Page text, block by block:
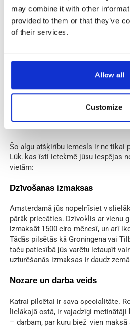
may combine it with other
provided to them or that they’ve
of their services.
Allow all
Customize
Almere €2,603
*Vidējā īras maksa par dzīvokli
**Mēneša izmaksas
Kāpēc algas tik ļoti
Šo algu atšķirību iemesls ir ne tikai
Lūk, kas īsti ietekmē jūsu iespējas
vietām:
Dzīvošanas izmaksas
Amsterdamā jūs nopelnīsiet
pārāk priecāties. Dzīvoklis ar vienu
izmaksāt 1500 eiro mēnesī, un arī
Tādās pilsētās kā Groningena vai
taču patiesībā jūs varētu ietaupīt
uzturēšanās izmaksas ir daudz
Nozare un darba veids
Katrai pilsētai ir sava specialitāte.
lielākajā ostā, ir vajadzīgi metinātāji
– darbam, par kuru bieži vien